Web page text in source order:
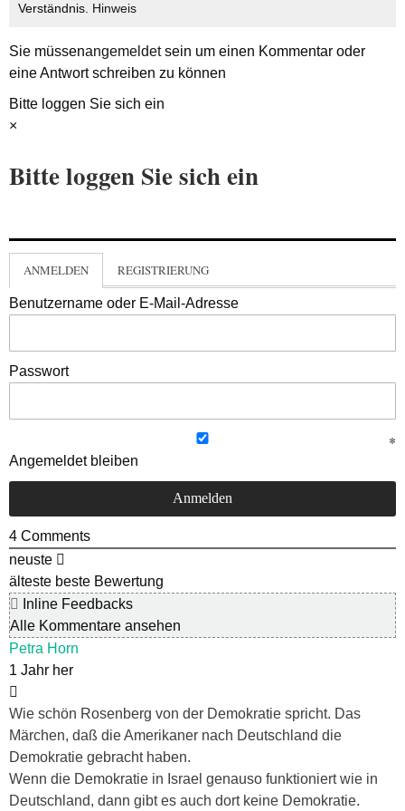
Verständnis. Hinweis
Sie müssenangemeldetsein um einen Kommentar oder
eine Antwort schreiben zu können
Bitte loggen Sie sich ein
×
Bitte loggen Sie sich ein
ANMELDEN REGISTRIERUNG
Benutzername oder E-Mail-Adresse
Passwort
Angemeldet bleiben
4 Comments
neuste
älteste beste Bewertung
Inline Feedbacks
Alle Kommentare ansehen
Petra Horn
1 Jahr her
Wie schön Rosenberg von der Demokratie spricht. Das
Märchen, daß die Amerikaner nach Deutschland die
Demokratie gebracht haben.
Wenn die Demokratie in Israel genauso funktioniert wie in
Deutschland, dann gibt es auch dort keine Demokratie.